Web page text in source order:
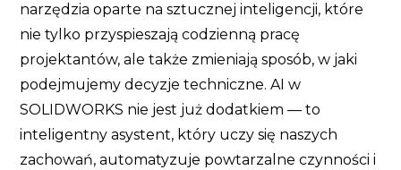
narzędzia oparte na sztucznej inteligencji, które
nie tylko przyspieszają codzienną pracę
projektantów, ale także zmieniają sposób, w jaki
podejmujemy decyzje techniczne. AI w
SOLIDWORKS nie jest już dodatkiem — to
inteligentny asystent, który uczy się naszych
zachowań, automatyzuje powtarzalne czynności i